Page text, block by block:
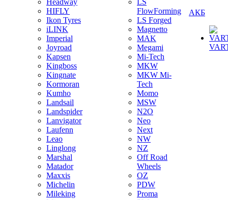
Headway
HIFLY
Ikon Tyres
iLINK
Imperial
Joyroad
Kapsen
Kingboss
Kingnate
Kormoran
Kumho
Landsail
Landspider
Lanvigator
Laufenn
Leao
Linglong
Marshal
Matador
Maxxis
Michelin
Mileking
LS
FlowForming
LS Forged
Magnetto
MAK
Megami
Mi-Tech
MKW
MKW Mi-
Tech
Momo
MSW
N2O
Neo
Next
NW
NZ
Off Road
Wheels
OZ
PDW
Proma
АКБ